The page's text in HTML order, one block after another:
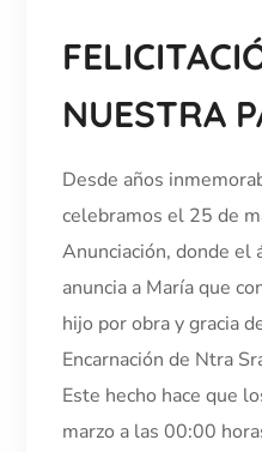
NUESTRA
Desde años
celebramos el 25 de
Anunciación, donde el
anuncia a María que
hijo por obra y gracia
Encarnación de Ntra
Este hecho hace que
marzo a las 00:00